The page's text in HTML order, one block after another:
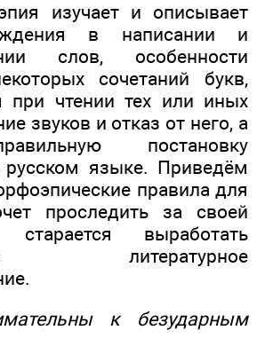
изучает и описывает
в написании и
слов, особенности
сочетаний букв,
при чтении тех или иных
звуков и отказ от него, а
постановку
русском языке. Приведём
правила для
проследить за своей
выработать
литературное
к безударным